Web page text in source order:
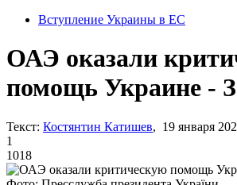
Вступление Украины в ЕС
ОАЭ оказали
помощь Украине -
Текст: Костянтин Катишев, 19 января
1
1018